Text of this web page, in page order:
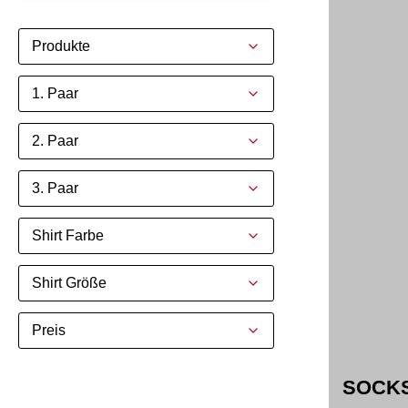
Produkte
1. Paar
2. Paar
3. Paar
Shirt Farbe
Shirt Größe
Preis